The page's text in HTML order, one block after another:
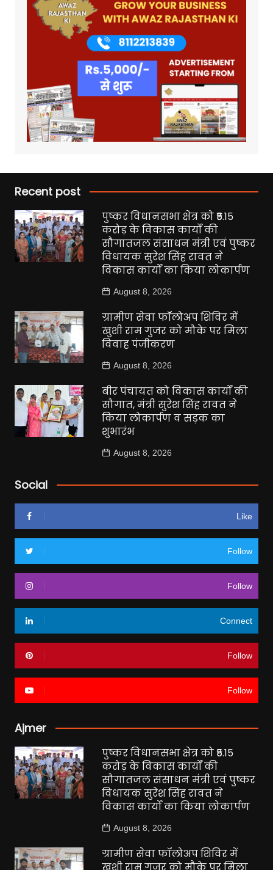
Recent post
पुष्कर विधानसभा क्षेत्र को ₹5.15
करोड़ के विकास कार्यों की
सौगातजल संसाधन मंत्री एवं पुष्कर
विधायक सुरेश सिंह रावत ने
विकास कार्यों का किया लोकार्पण
August 8, 2026
ग्रामीण सेवा फॉलोअप शिविर में
खुशी राम गुजर को मौके पर मिला
विवाह पंजीकरण
August 8, 2026
बीर पंचायत को विकास कार्यों की
सौगात, मंत्री सुरेश सिंह रावत ने
किया लोकार्पण व सड़क का
शुभारंभ
August 8, 2026
Social
Like
Follow
Follow
Connect
Follow
Follow
Ajmer
पुष्कर विधानसभा क्षेत्र को ₹5.15
करोड़ के विकास कार्यों की
सौगातजल संसाधन मंत्री एवं पुष्कर
विधायक सुरेश सिंह रावत ने
विकास कार्यों का किया लोकार्पण
August 8, 2026
ग्रामीण सेवा फॉलोअप शिविर में